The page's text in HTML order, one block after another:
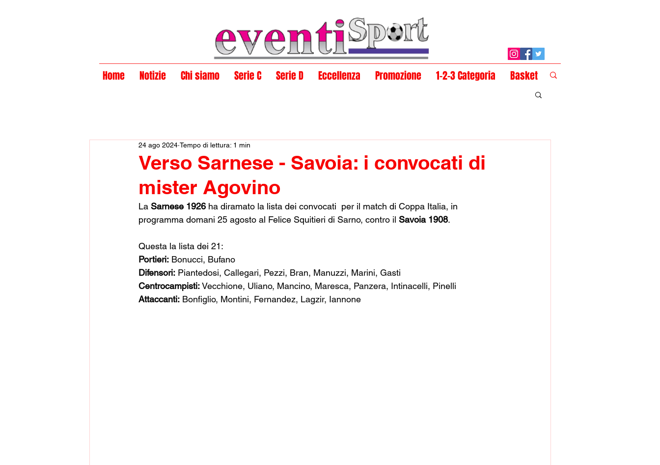
Home Notizie Chi siamo Serie C Serie D Eccellenza Promozione 1-2-3 Categoria Basket
Verso Sarnese - Savoia: i convocati di
mister Agovino
24 ago 2024 Tempo di lettura: 1 min
La Sarnese 1926 ha diramato la lista dei convocati  per il match di Coppa Italia, in
programma domani 25 agosto al Felice Squitieri di Sarno, contro il Savoia 1908.
Questa la lista dei 21:
Portieri: Bonucci, Bufano
Difensori: Piantedosi, Callegari, Pezzi, Bran, Manuzzi, Marini, Gasti
Centrocampisti: Vecchione, Uliano, Mancino, Maresca, Panzera, Intinacelli, Pinelli
Attaccanti: Bonfiglio, Montini, Fernandez, Lagzir, Iannone